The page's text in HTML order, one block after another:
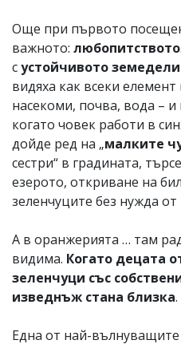
Още при първото
важното: любопитството
сустойчивото
видяха как всеки
насекоми, почва, вода – и
когато човек работи в
дойде ред на „малките
сестри“ в градината,
езерото, откриване на
зеленчуците без нужда
А в оранжерията … там
видима. Когато децата
зеленчуци със
изведнъж стана близка
Една от най-